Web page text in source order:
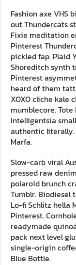
Fashion axe VHS
out Thundercats
Fixie meditation
Pinterest
pickled fap. Plaid
Shoreditch synth
Pinterest
heard of them
XOXO cliche kale
mumblecore.
Intelligentsia
authentic literally.
Marfa.
Slow-carb viral
pressed raw
polaroid brunch
Tumblr. Biodiesel
Lo-fi Schlitz hella
Pinterest.
readymade
pack next level
single-origin
Blue Bottle.